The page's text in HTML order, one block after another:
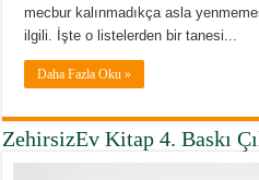
mecbur kalınmadıkça asla
ilgili. İşte o listelerden bir tanesi...
Daha Fazla Oku »
ZehirsizEv Kitap 4. Baskı